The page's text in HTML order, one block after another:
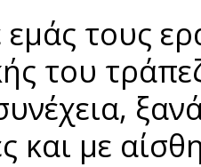
τους
του
και με